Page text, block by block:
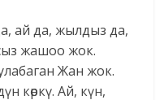
ай да, жылдыз да,
жашоо жок.
Жан жок.
көркү. Ай, күн,